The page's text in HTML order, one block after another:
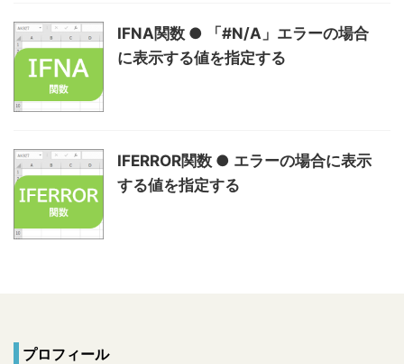
IFNA関数 ● 「#N/A」エラーの場合
に表示する値を指定する
IFERROR関数 ● エラーの場合に表示
する値を指定する
プロフィール